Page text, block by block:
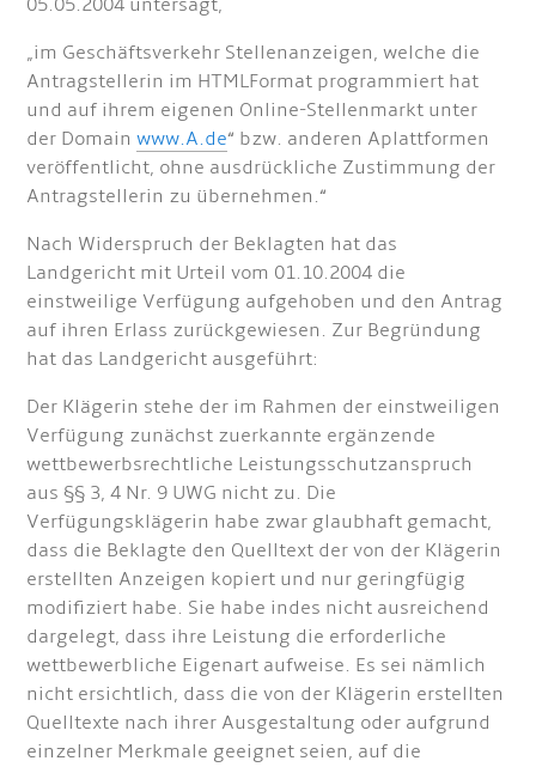
05.05.2004 untersagt,
„im Geschäftsverkehr Stellenanzeigen, welche die
Antragstellerin im HTMLFormat programmiert hat
und auf ihrem eigenen Online-Stellenmarkt unter
der Domainwww.A.de“ bzw. anderen Aplattformen
veröffentlicht, ohne ausdrückliche Zustimmung der
Antragstellerin zu übernehmen.“
Nach Widerspruch der Beklagten hat das
Landgericht mit Urteil vom 01.10.2004 die
einstweilige Verfügung aufgehoben und den Antrag
auf ihren Erlass zurückgewiesen. Zur Begründung
hat das Landgericht ausgeführt:
Der Klägerin stehe der im Rahmen der einstweiligen
Verfügung zunächst zuerkannte ergänzende
wettbewerbsrechtliche Leistungsschutzanspruch
aus §§ 3, 4 Nr. 9 UWG nicht zu. Die
Verfügungsklägerin habe zwar glaubhaft gemacht,
dass die Beklagte den Quelltext der von der Klägerin
erstellten Anzeigen kopiert und nur geringfügig
modifiziert habe. Sie habe indes nicht ausreichend
dargelegt, dass ihre Leistung die erforderliche
wettbewerbliche Eigenart aufweise. Es sei nämlich
nicht ersichtlich, dass die von der Klägerin erstellten
Quelltexte nach ihrer Ausgestaltung oder aufgrund
einzelner Merkmale geeignet seien, auf die